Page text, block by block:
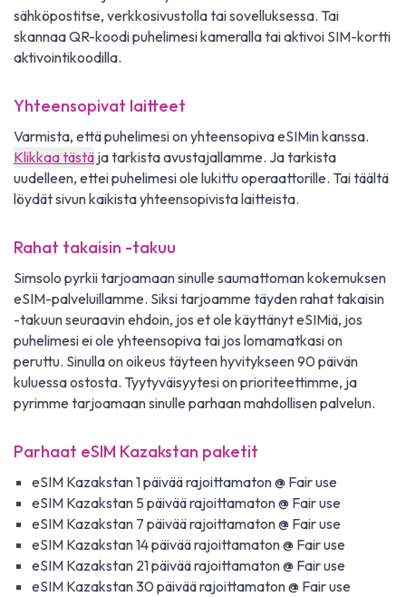
sähköpostitse, verkkosivustolla tai sovelluksessa. Tai
skannaa QR-koodi puhelimesi kameralla tai aktivoi SIM-kortti
aktivointikoodilla.
Yhteensopivat laitteet
Varmista, että puhelimesi on yhteensopiva eSIMin kanssa.
Klikkaa tästä ja tarkista avustajallamme. Ja tarkista
uudelleen, ettei puhelimesi ole lukittu operaattorille. Tai täältä
löydät sivun kaikista yhteensopivista laitteista.
Rahat takaisin -takuu
Simsolo pyrkii tarjoamaan sinulle saumattoman kokemuksen
eSIM-palveluillamme. Siksi tarjoamme täyden rahat takaisin
-takuun seuraavin ehdoin, jos et ole käyttänyt eSIMiä, jos
puhelimesi ei ole yhteensopiva tai jos lomamatkasi on
peruttu. Sinulla on oikeus täyteen hyvitykseen 90 päivän
kuluessa ostosta. Tyytyväisyytesi on prioriteettimme, ja
pyrimme tarjoamaan sinulle parhaan mahdollisen palvelun.
Parhaat eSIM Kazakstan paketit
eSIM Kazakstan 1 päivää rajoittamaton @ Fair use
eSIM Kazakstan 5 päivää rajoittamaton @ Fair use
eSIM Kazakstan 7 päivää rajoittamaton @ Fair use
eSIM Kazakstan 14 päivää rajoittamaton @ Fair use
eSIM Kazakstan 21 päivää rajoittamaton @ Fair use
eSIM Kazakstan 30 päivää rajoittamaton @ Fair use